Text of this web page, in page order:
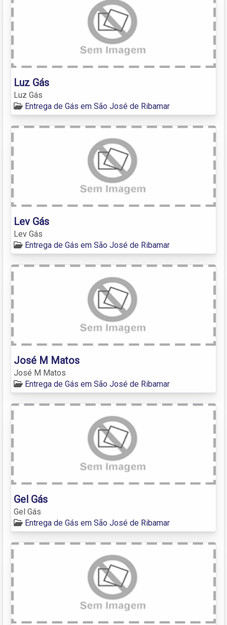
Luz Gás
Luz Gás
Entrega de Gás em São José de Ribamar
Lev Gás
Lev Gás
Entrega de Gás em São José de Ribamar
José M Matos
José M Matos
Entrega de Gás em São José de Ribamar
Gel Gás
Gel Gás
Entrega de Gás em São José de Ribamar